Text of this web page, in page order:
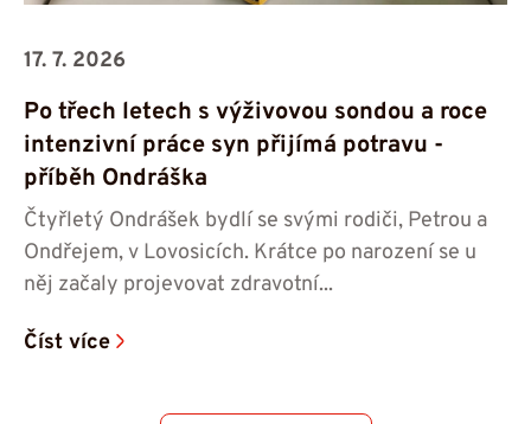
17. 7. 2026
Po třech letech s výživovou sondou a roce
intenzivní práce syn přijímá potravu -⁠⁠⁠⁠⁠⁠
příběh Ondráška
Čtyřletý Ondrášek bydlí se svými rodiči, Petrou a
Ondřejem, v Lovosicích. Krátce po narození se u
něj začaly projevovat zdravotní...
Číst více